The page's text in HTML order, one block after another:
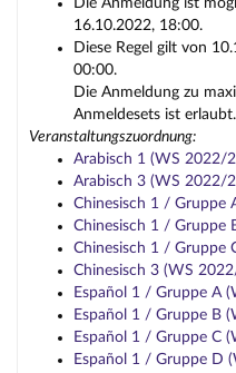
Die Anmeldung ist
16.10.2022, 18:00.
Diese Regel gilt von
00:00.
Die Anmeldung zu
Anmeldesets ist erlaubt.
Veranstaltungszuordnung:
Arabisch 1 (WS 2022/
Arabisch 3 (WS 2022/
Chinesisch 1 / Gruppe
Chinesisch 1 / Gruppe
Chinesisch 1 / Gruppe
Chinesisch 3 (WS
Español 1 / Gruppe A
Español 1 / Gruppe B
Español 1 / Gruppe C
Español 1 / Gruppe D